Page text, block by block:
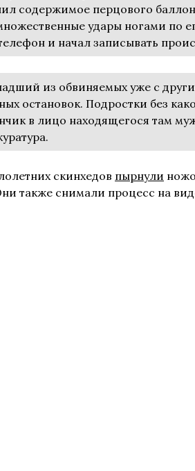
содержимое перцового
удары ногами по
и начал записывать
из обвиняемых уже с
остановок. Подростки без
в лицо находящегося там
скинхедов пырнули
также снимали процесс на